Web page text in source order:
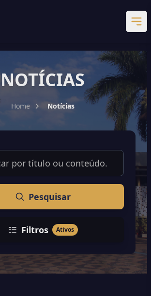
NOTÍCIAS
Home Notícias
Buscar
Pesquisar
Filtros Ativos